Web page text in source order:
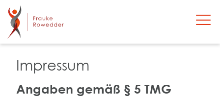
Impressum
Angaben gemäß § 5 TMG